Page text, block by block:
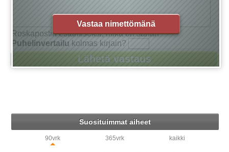
Vastaa nimettömänä
Roskapostin estämiseksi, mikä on sanan
Puhelinvertailu kolmas kirjain?
Suosituimmat aiheet
90vrk 365vrk kaikki